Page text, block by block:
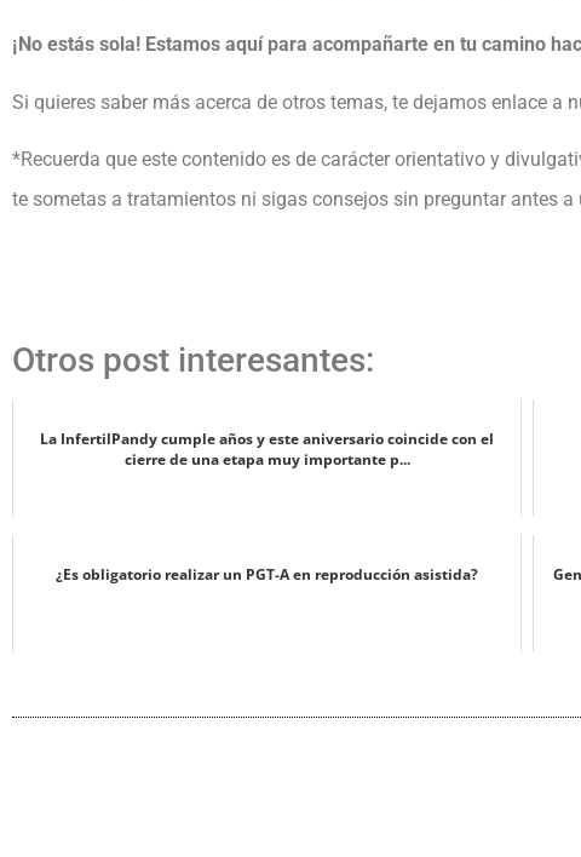
¡No estás sola! Estamos aquí para acompañarte en tu camino
Si quieres saber más acerca de otros temas, te dejamos enlace a
*Recuerda que este contenido es de carácter orientativo y
te sometas a tratamientos ni sigas consejos sin preguntar antes
Otros post interesantes:
La InfertilPandy cumple años y este aniversario coincide con el
cierre de una etapa muy importante p...
¿Es obligatorio realizar un PGT-A en reproducción asistida?